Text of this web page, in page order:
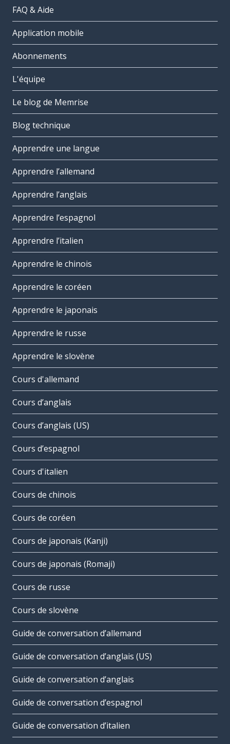
FAQ & Aide
Application mobile
Abonnements
L'équipe
Le blog de Memrise
Blog technique
Apprendre une langue
Apprendre l’allemand
Apprendre l’anglais
Apprendre l’espagnol
Apprendre l’italien
Apprendre le chinois
Apprendre le coréen
Apprendre le japonais
Apprendre le russe
Apprendre le slovène
Cours d'allemand
Cours d’anglais
Cours d’anglais (US)
Cours d’espagnol
Cours d'italien
Cours de chinois
Cours de coréen
Cours de japonais (Kanji)
Cours de japonais (Romaji)
Cours de russe
Cours de slovène
Guide de conversation d’allemand
Guide de conversation d’anglais (US)
Guide de conversation d’anglais
Guide de conversation d’espagnol
Guide de conversation d’italien